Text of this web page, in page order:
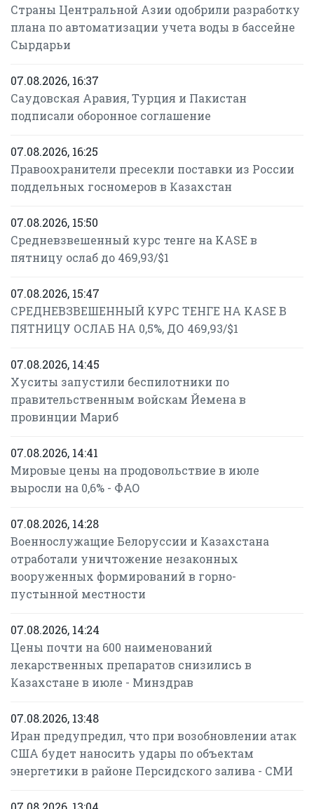
Страны Центральной Азии одобрили разработку
плана по автоматизации учета воды в бассейне
Сырдарьи
07.08.2026, 16:37
Саудовская Аравия, Турция и Пакистан
подписали оборонное соглашение
07.08.2026, 16:25
Правоохранители пресекли поставки из России
поддельных госномеров в Казахстан
07.08.2026, 15:50
Средневзвешенный курс тенге на KASE в
пятницу ослаб до 469,93/$1
07.08.2026, 15:47
СРЕДНЕВЗВЕШЕННЫЙ КУРС ТЕНГЕ НА KASE В
ПЯТНИЦУ ОСЛАБ НА 0,5%, ДО 469,93/$1
07.08.2026, 14:45
Хуситы запустили беспилотники по
правительственным войскам Йемена в
провинции Мариб
07.08.2026, 14:41
Мировые цены на продовольствие в июле
выросли на 0,6% - ФАО
07.08.2026, 14:28
Военнослужащие Белоруссии и Казахстана
отработали уничтожение незаконных
вооруженных формирований в горно-
пустынной местности
07.08.2026, 14:24
Цены почти на 600 наименований
лекарственных препаратов снизились в
Казахстане в июле - Минздрав
07.08.2026, 13:48
Иран предупредил, что при возобновлении атак
США будет наносить удары по объектам
энергетики в районе Персидского залива - СМИ